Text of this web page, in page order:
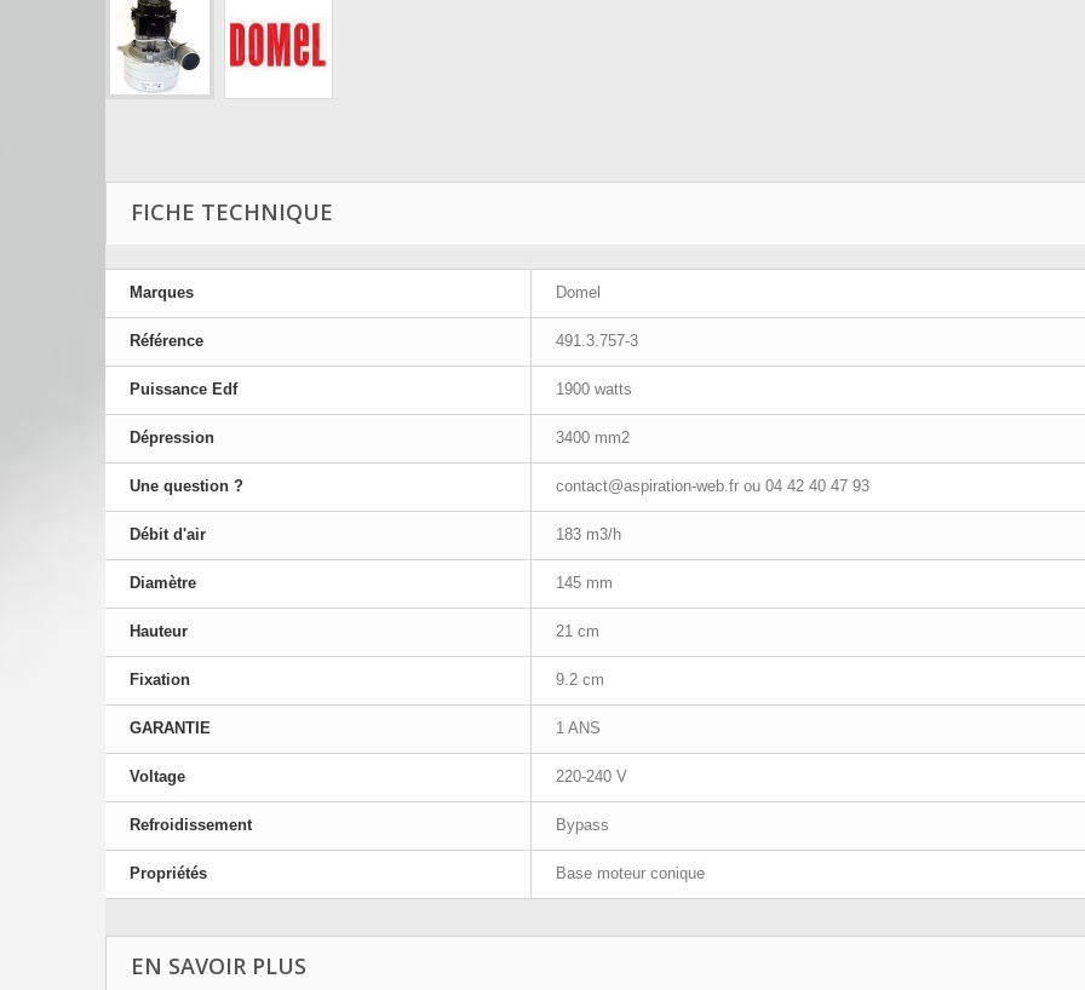
FICHE TECHNIQUE
Marques Domel
Référence 491.3.757-3
Puissance Edf 1900 watts
Dépression 3400 mm2
Une question ? contact@aspiration-web.fr ou 04 42 40 47 93
Débit d'air 183 m3/h
Diamètre 145 mm
Hauteur 21 cm
Fixation 9.2 cm
GARANTIE 1 ANS
Voltage 220-240 V
Refroidissement Bypass
Propriétés Base moteur conique
EN SAVOIR PLUS